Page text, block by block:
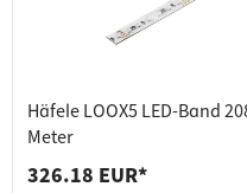
Häfele LOOX5 LED-Band
Meter
326.18 EUR*